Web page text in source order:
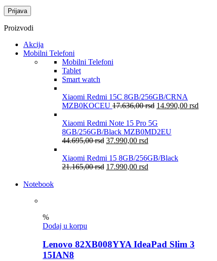
Proizvodi
Akcija
Mobilni Telefoni
Mobilni Telefoni
Tablet
Smart watch
Xiaomi Redmi 15C 8GB/256GB/CRNA
MZB0KOCEU 17.636,00rsd 14.990,00 rsd
Xiaomi Redmi Note 15 Pro 5G
8GB/256GB/Black MZB0MD2EU
44.695,00rsd 37.990,00 rsd
Xiaomi Redmi 15 8GB/256GB/Black
21.165,00rsd 17.990,00 rsd
Notebook
%
Dodaj u korpu
Lenovo 82XB008YYA IdeaPad Slim 3
15IAN8